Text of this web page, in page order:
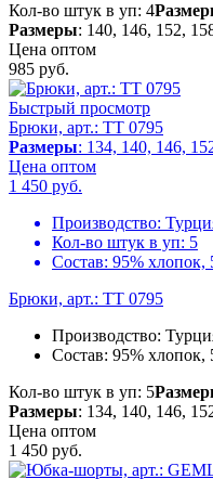
Кол-во штук в уп: 4
Размеры: 140, 146, 152,
Цена оптом
985 руб.
Быстрый просмотр
Брюки, арт.: TT 0795
Размеры: 134, 140, 146,
Цена оптом
1 450 руб.
Производство:
Кол-во штук в уп: 5
Состав: 95% хлопок,
Брюки, арт.: TT 0795
Производство:
Состав: 95% хлопок,
Кол-во штук в уп: 5
Размеры: 134, 140, 146,
Цена оптом
1 450 руб.